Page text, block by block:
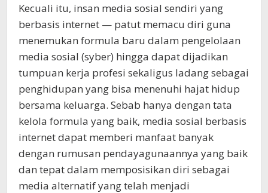
Kecuali itu, insan media sosial sendiri yang
berbasis internet — patut memacu diri guna
menemukan formula baru dalam pengelolaan
media sosial (syber) hingga dapat dijadikan
tumpuan kerja profesi sekaligus ladang sebagai
penghidupan yang bisa menenuhi hajat hidup
bersama keluarga. Sebab hanya dengan tata
kelola formula yang baik, media sosial berbasis
internet dapat memberi manfaat banyak
dengan rumusan pendayagunaannya yang baik
dan tepat dalam memposisikan diri sebagai
media alternatif yang telah menjadi